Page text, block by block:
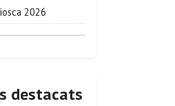
2026
destacats